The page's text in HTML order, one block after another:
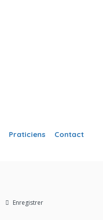
Praticiens Contact
Enregistrer